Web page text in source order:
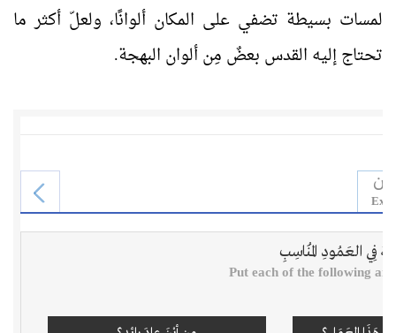
لمسات بسيطة تضفي على المكان ألوانًا، ولعلّ أكثر ما
تحتاج إليه القدس بعضٌ مِن ألوان البهجة.